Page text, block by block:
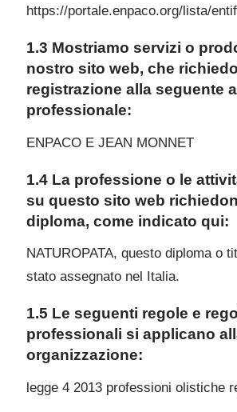
https://portale.enpaco.org/lista/
1.3 Mostriamo servizi o
nostro sito web, che
registrazione alla seguente
professionale:
ENPACO E JEAN MONNET
1.4 La professione o le
su questo sito web
diploma, come indicato qui:
NATUROPATA, questo diploma o
stato assegnato nel Italia.
1.5 Le seguenti regole e
professionali si applicano
organizzazione:
legge 4 2013 professioni olistiche